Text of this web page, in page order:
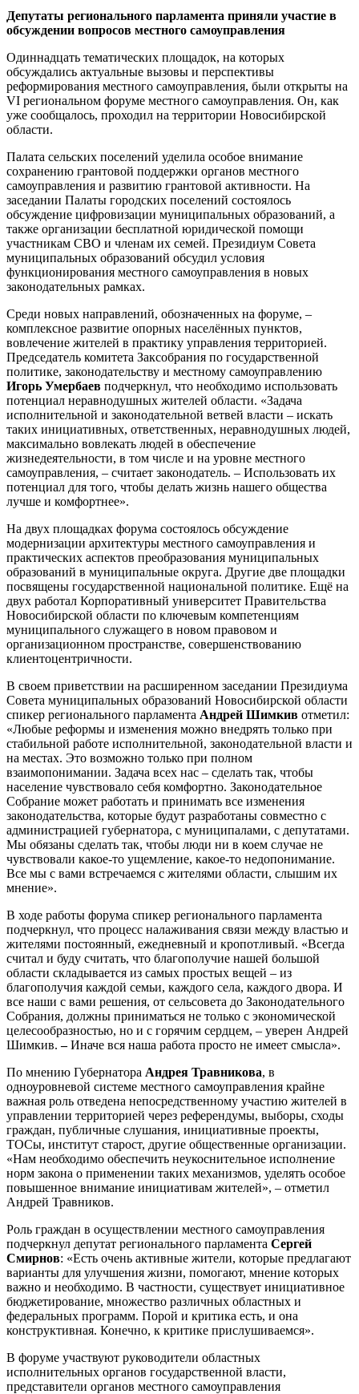
Депутаты регионального парламента приняли участие в
обсуждении вопросов местного самоуправления
Одиннадцать тематических площадок, на которых
обсуждались актуальные вызовы и перспективы
реформирования местного самоуправления, были открыты на
VI региональном форуме местного самоуправления. Он, как
уже сообщалось, проходил на территории Новосибирской
области.
Палата сельских поселений уделила особое внимание
сохранению грантовой поддержки органов местного
самоуправления и развитию грантовой активности. На
заседании Палаты городских поселений состоялось
обсуждение цифровизации муниципальных образований, а
также организации бесплатной юридической помощи
участникам СВО и членам их семей. Президиум Совета
муниципальных образований обсудил условия
функционирования местного самоуправления в новых
законодательных рамках.
Среди новых направлений, обозначенных на форуме, –
комплексное развитие опорных населённых пунктов,
вовлечение жителей в практику управления территорией.
Председатель комитета Заксобрания по государственной
политике, законодательству и местному самоуправлению
Игорь Умербаев подчеркнул, что необходимо использовать
потенциал неравнодушных жителей области. «Задача
исполнительной и законодательной ветвей власти – искать
таких инициативных, ответственных, неравнодушных людей,
максимально вовлекать людей в обеспечение
жизнедеятельности, в том числе и на уровне местного
самоуправления, – считает законодатель. – Использовать их
потенциал для того, чтобы делать жизнь нашего общества
лучше и комфортнее».
На двух площадках форума состоялось обсуждение
модернизации архитектуры местного самоуправления и
практических аспектов преобразования муниципальных
образований в муниципальные округа. Другие две площадки
посвящены государственной национальной политике. Ещё на
двух работал Корпоративный университет Правительства
Новосибирской области по ключевым компетенциям
муниципального служащего в новом правовом и
организационном пространстве, совершенствованию
клиентоцентричности.
В своем приветствии на расширенном заседании Президиума
Совета муниципальных образований Новосибирской области
спикер регионального парламента Андрей Шимкив отметил:
«Любые реформы и изменения можно внедрять только при
стабильной работе исполнительной, законодательной власти и
на местах. Это возможно только при полном
взаимопонимании. Задача всех нас – сделать так, чтобы
население чувствовало себя комфортно. Законодательное
Собрание может работать и принимать все изменения
законодательства, которые будут разработаны совместно с
администрацией губернатора, с муниципалами, с депутатами.
Мы обязаны сделать так, чтобы люди ни в коем случае не
чувствовали какое-то ущемление, какое-то недопонимание.
Все мы с вами встречаемся с жителями области, слышим их
мнение».
В ходе работы форума спикер регионального парламента
подчеркнул, что процесс налаживания связи между властью и
жителями постоянный, ежедневный и кропотливый. «Всегда
считал и буду считать, что благополучие нашей большой
области складывается из самых простых вещей – из
благополучия каждой семьи, каждого села, каждого двора. И
все наши с вами решения, от сельсовета до Законодательного
Собрания, должны приниматься не только с экономической
целесообразностью, но и с горячим сердцем, – уверен Андрей
Шимкив.–Иначе вся наша работа просто не имеет смысла».
По мнению Губернатора Андрея Травникова, в
одноуровневой системе местного самоуправления крайне
важная роль отведена непосредственному участию жителей в
управлении территорией через референдумы, выборы, сходы
граждан, публичные слушания, инициативные проекты,
ТОСы, институт старост, другие общественные организации.
«Нам необходимо обеспечить неукоснительное исполнение
норм закона о применении таких механизмов, уделять особое
повышенное внимание инициативам жителей», – отметил
Андрей Травников.
Роль граждан в осуществлении местного самоуправления
подчеркнул депутат регионального парламента Сергей
Смирнов: «Есть очень активные жители, которые предлагают
варианты для улучшения жизни, помогают, мнение которых
важно и необходимо. В частности, существует инициативное
бюджетирование, множество различных областных и
федеральных программ. Порой и критика есть, и она
конструктивная. Конечно, к критике прислушиваемся».
В форуме участвуют руководители областных
исполнительных органов государственной власти,
представители органов местного самоуправления